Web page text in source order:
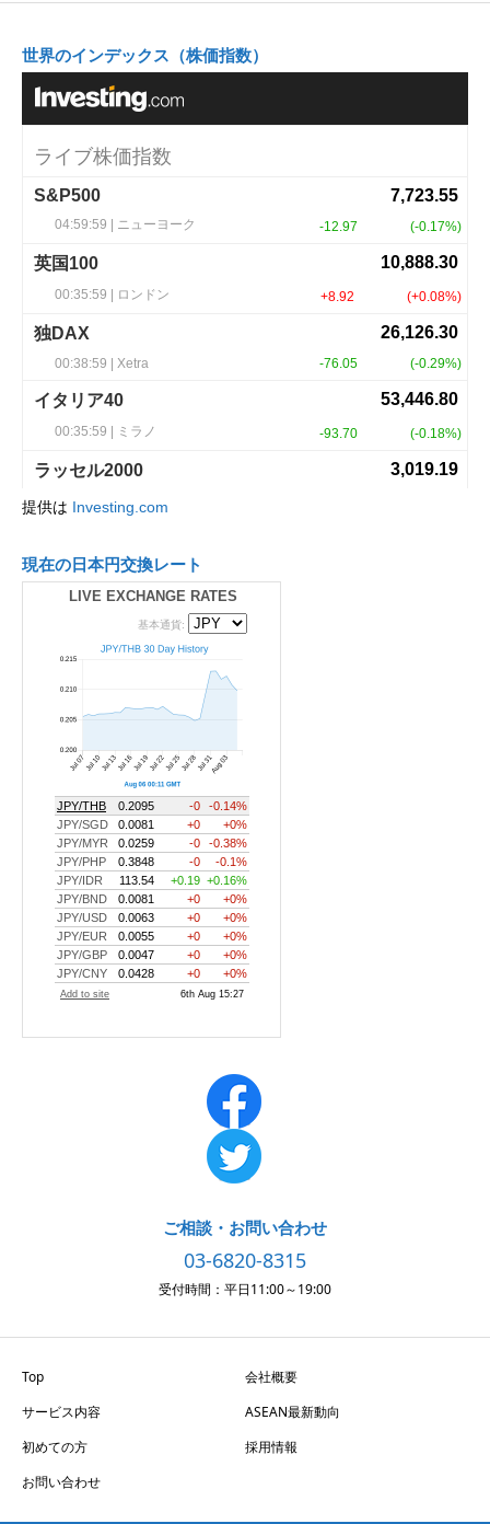
世界のインデックス（株価指数）
提供は Investing.com
現在の日本円交換レート
LIVE EXCHANGE RATES
ご相談・お問い合わせ
03-6820-8315
受付時間：平日11:00～19:00
Top
会社概要
サービス内容
ASEAN最新動向
初めての方
採用情報
お問い合わせ